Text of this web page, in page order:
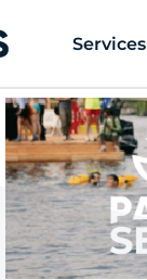
Services